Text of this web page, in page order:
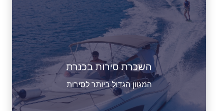
השכרת סירות בכנרת
המגוון הגדול ביותר לסירות